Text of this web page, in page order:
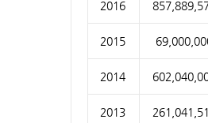
2016
2015
2014
2013